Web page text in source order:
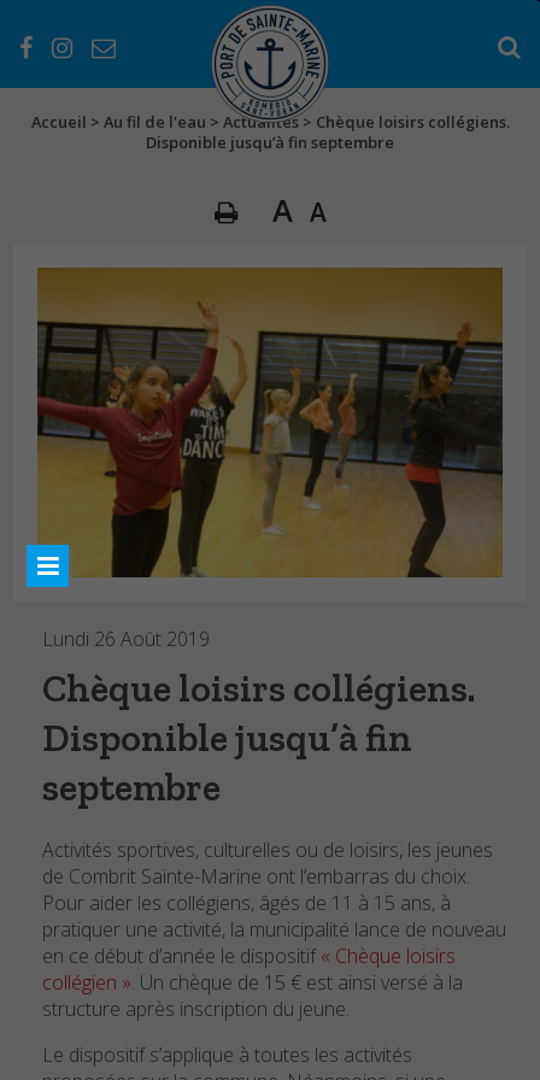
Accueil > Au fil de l'eau > Actualités> Chèque loisirs collégiens.
Disponible jusqu’à fin septembre
A A
Lundi 26 Août 2019
Chèque loisirs collégiens.
Disponible jusqu’à fin
septembre
Activités sportives, culturelles ou de loisirs, les jeunes
de Combrit Sainte-Marine ont l’embarras du choix.
Pour aider les collégiens, âgés de 11 à 15 ans, à
pratiquer une activité, la municipalité lance de nouveau
en ce début d’année le dispositif« Chèque loisirs
collégien ». Un chèque de 15 € est ainsi versé à la
structure après inscription du jeune.
Le dispositif s’applique à toutes les activités
Les équipements
L’histoire du port
EN PRATIQUE
Les atouts du Port
Séjourner au Port
Règlementations
WEBCAMS
CONTACT